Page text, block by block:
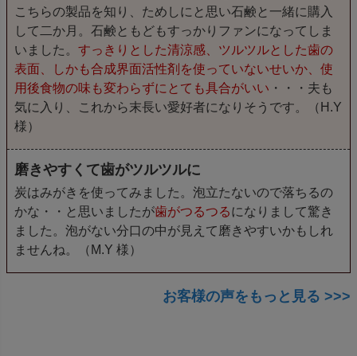
こちらの製品を知り、ためしにと思い石鹸と一緒に購入
して二か月。石鹸ともどもすっかりファンになってしま
いました。すっきりとした清涼感、ツルツルとした歯の
表面、しかも合成界面活性剤を使っていないせいか、使
用後食物の味も変わらずにとても具合がいい ・・・夫も
気に入り、これから末長い愛好者になりそうです。（H.Y
様）
磨きやすくて歯がツルツルに
炭はみがきを使ってみました。泡立たないので落ちるの
かな・・と思いましたが歯がつるつるになりまして驚き
ました。泡がない分口の中が見えて磨きやすいかもしれ
ませんね。（M.Y 様）
お客様の声をもっと見る >>>